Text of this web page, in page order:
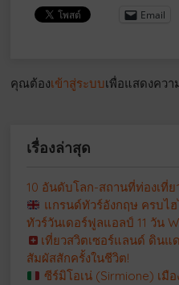
Email
คุณต้องเข้าสู่ระบบเพื่อแสดงควา
เรื่องล่าสุด
10 อันดับโลก-สถานที่ท่องเที่
แกรนด์ทัวร์อังกฤษ ครบไฮ
ทัวร์วันเดอร์ฟูลแอลป์ 11 วัน
เที่ยวสวิตเซอร์แลนด์ ดิน
สัมผัสสักครั้งในชีวิต!
ซีร์มิโอเน่ (Sirmione) เมื